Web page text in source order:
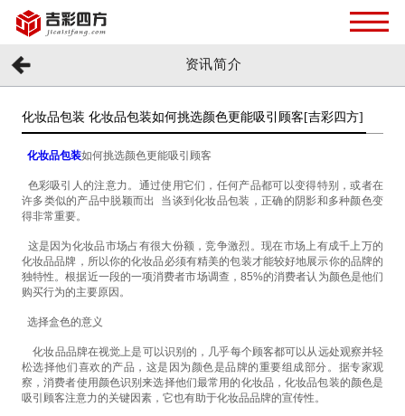
资讯简介
化妆品包装 化妆品包装如何挑选颜色更能吸引顾客[吉彩四方]
化妆品包装如何挑选颜色更能吸引顾客
色彩吸引人的注意力。通过使用它们，任何产品都可以变得特别，或者在
许多类似的产品中脱颖而出
当谈到化妆品包装，正确的阴影和多种颜色变
得非常重要。
这是因为化妆品市场占有很大份额，竞争激烈。现在市场上有成千上万的
化妆品品牌，所以你的化妆品必须有精美的包装才能较好地展示你的品牌的
独特性。根据近一段的一项消费者市场调查， 85%的消费者认为颜色是他们
购买行为的主要原因。
选择盒色的意义
化妆品品牌在视觉上是可以识别的，几乎每个顾客都可以从远处观察并轻
松选择他们喜欢的产品，这是因为颜色是品牌的重要组成部分。据专家观
察，消费者使用颜色识别来选择他们最常用的化妆品，化妆品包装的颜色是
吸引顾客注意力的关键因素，它也有助于化妆品品牌的宣传性。